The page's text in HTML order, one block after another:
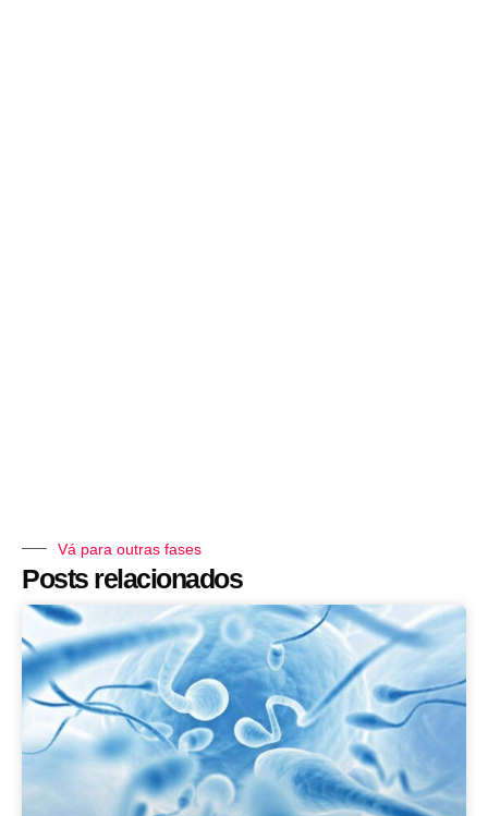
Vá para outras fases
Posts relacionados